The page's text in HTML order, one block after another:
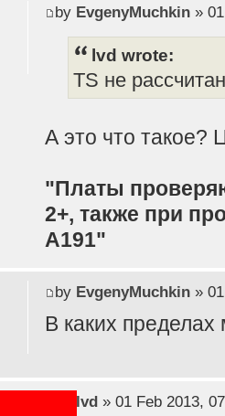
by EvgenyMuchkin» 01
lvd wrote:
TS не
А это что такое?
"Платы
2+, также при
A191"
by EvgenyMuchkin» 01
В каких
lvd» 01 Feb 2013,